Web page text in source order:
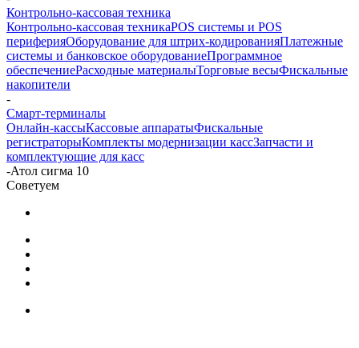
Контрольно-кассовая техника
Контрольно-кассовая техникаPOS системы и POS
периферияОборудование для штрих-кодированияПлатежные
системы и банковское оборудованиеПрограммное
обеспечениеРасходные материалыТорговые весыФискальные
накопители
-
Смарт-терминалы
Онлайн-кассыКассовые аппаратыФискальные
регистраторыКомплекты модернизации кассЗапчасти и
комплектующие для касс
-Атол cигма 10
Советуем